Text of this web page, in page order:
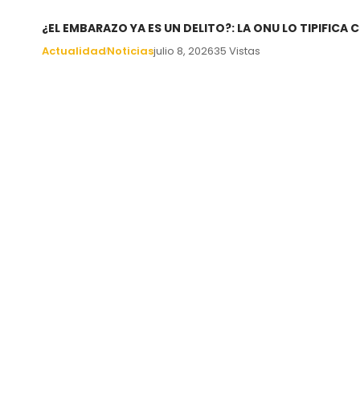
¿EL EMBARAZO YA ES UN DELITO?: LA ONU LO TIPIFICA
ActualidadNoticiasjulio 8, 202635 Vistas